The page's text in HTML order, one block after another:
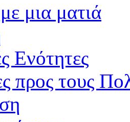
μια ματιά
Ενότητες
προς τους